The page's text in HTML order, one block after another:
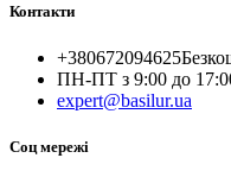
Контакти
+380672094625
ПН-ПТ з 9:00 до
expert@basilur.ua
Cоц мережі